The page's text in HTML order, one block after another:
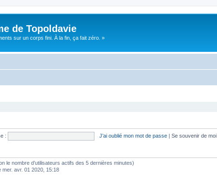
de Topoldavie
sur un corps fini. À la fin, ça fait zéro. »
: J’ai oublié mon mot de passe | Se souvenir de moi
le nombre d’utilisateurs actifs des 5 dernières minutes)
mer. avr. 01 2020, 15:18